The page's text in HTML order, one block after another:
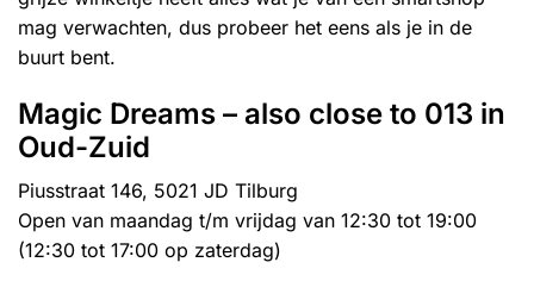
mag verwachten, dus probeer het eens als je in de
buurt bent.
Magic Dreams – also close to 013 in
Oud-Zuid
Piusstraat 146, 5021 JD Tilburg
Open van maandag t/m vrijdag van 12:30 tot 19:00
(12:30 tot 17:00 op zaterdag)